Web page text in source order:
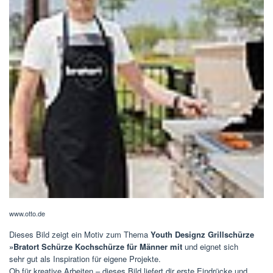
www.otto.de
Dieses Bild zeigt ein Motiv zum Thema Youth Designz Grillschürze
»Bratort Schürze Kochschürze für Männer mit und eignet sich
sehr gut als Inspiration für eigene Projekte.